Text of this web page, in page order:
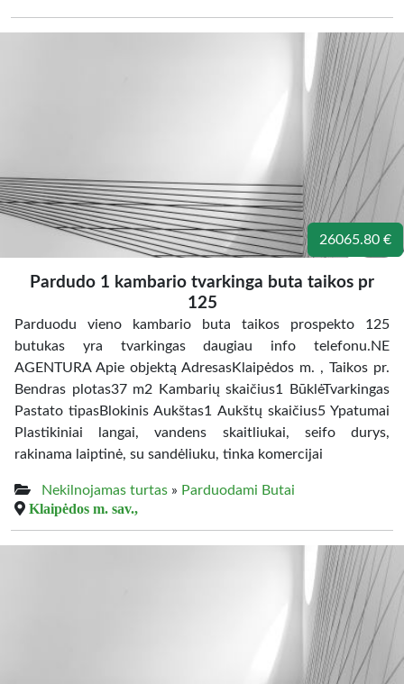
26065.80 €
Pardudo 1 kambario tvarkinga buta taikos pr
125
Parduodu vieno kambario buta taikos prospekto 125
butukas yra tvarkingas daugiau info telefonu.NE
AGENTURA Apie objektą AdresasKlaipėdos m. , Taikos pr.
Bendras plotas37 m2 Kambarių skaičius1 BūklėTvarkingas
Pastato tipasBlokinis Aukštas1 Aukštų skaičius5 Ypatumai
Plastikiniai langai, vandens skaitliukai, seifo durys,
rakinama laiptinė, su sandėliuku, tinka komercijai
Nekilnojamas turtas » Parduodami Butai
Klaipėdos m. sav.,